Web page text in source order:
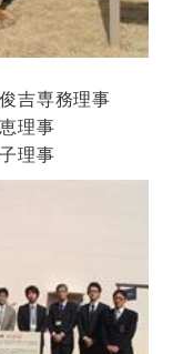
吉専務理事
理事
理事